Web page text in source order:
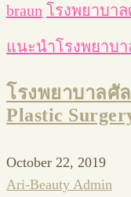
braun โรงพยาบา
แนะนำโรงพยาบ
โรงพยาบาลศั
Plastic
October 22, 2019
Ari-Beauty Admin